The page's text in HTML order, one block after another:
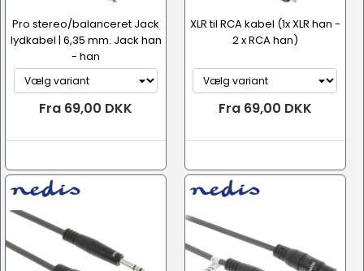
Pro stereo/balanceret Jack
lydkabel | 6,35 mm. Jack han
- han
Fra 69,00 DKK
XLR til RCA kabel (1x XLR han -
2 x RCA han)
Fra 69,00 DKK